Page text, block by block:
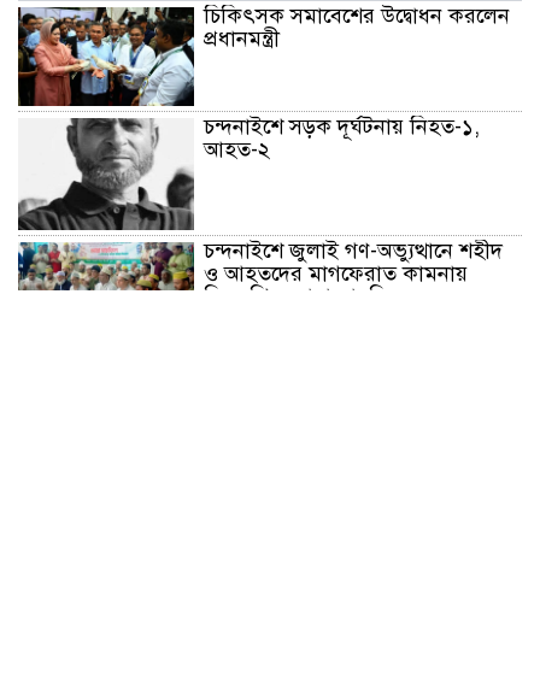
চিকিৎসক সমাবেশের উদ্বোধন করলেন
প্রধানমন্ত্রী
চন্দনাইশে সড়ক দূর্ঘটনায় নিহত-১,
আহত-২
চন্দনাইশে জুলাই গণ-অভ্যুত্থানে শহীদ
ও আহতদের মাগফেরাত কামনায়
বিএনপির দোয়া মাহফিল